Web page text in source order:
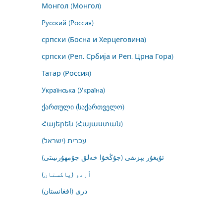
Монгол (Монгол)
Русский (Россия)
српски (Босна и Херцеговина)
српски (Реп. Србија и Реп. Црна Гора)
Татар (Россия)
Українська (Україна)
ქართული (საქართველო)
Հայերեն (Հայաստան)
עברית (ישראל)
ئۇيغۇر يېزىقى (جۇڭخۇا خەلق جۇمھۇرىيىتى)
اُردو (پاکستان)
درى (افغانستان)